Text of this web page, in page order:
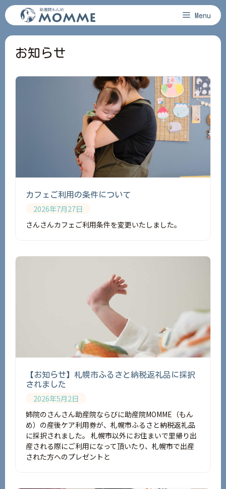
コ
ン
ン
Menu
お知らせ
カフェご利用の条件について
2026年7月27日
さんさんカフェご利用条件を変更いたしました。
【お知らせ】札幌市ふるさと納税返礼品に採択
されました
2026年5月2日
姉院のさんさん助産院ならびに助産院MOMME（もん
め）の産後ケア利用券が、札幌市ふるさと納税返礼品
に採択されました。 札幌市以外にお住まいで里帰り出
産される際にご利用になって頂いたり、札幌市で出産
された方へのプレゼントと